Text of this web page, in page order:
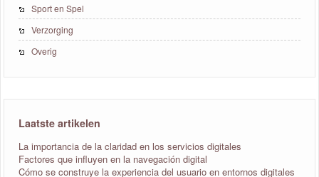
Sport en Spel
Verzorging
Overig
Laatste artikelen
La importancia de la claridad en los servicios digitales
Factores que influyen en la navegación digital
Cómo se construye la experiencia del usuario en entornos digitales